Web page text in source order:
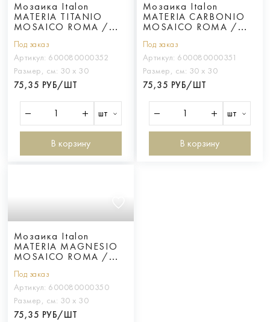
Мозаика Italon
MATERIA TITANIO
MOSAICO ROMA /
РОМА
Под заказ
Артикул: 600080000352
Размер, см: 30 х 30
75,35 РУБ/ШТ
шт
В корзину
Мозаика Italon
MATERIA CARBONIO
MOSAICO ROMA /
РОМА
Под заказ
Артикул: 600080000351
Размер, см: 30 х 30
75,35 РУБ/ШТ
шт
В корзину
Мозаика Italon
MATERIA MAGNESIO
MOSAICO ROMA /
РОМА
Под заказ
Артикул: 600080000350
Размер, см: 30 х 30
75,35 РУБ/ШТ